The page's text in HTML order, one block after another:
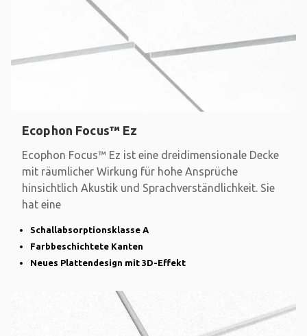
Ecophon Focus™ Ez
Ecophon Focus™ Ez ist eine dreidimensionale Decke
mit räumlicher Wirkung für hohe Ansprüche
hinsichtlich Akustik und Sprachverständlichkeit. Sie
hat eine
Schallabsorptionsklasse A
Farbbeschichtete Kanten
Neues Plattendesign mit 3D-Effekt